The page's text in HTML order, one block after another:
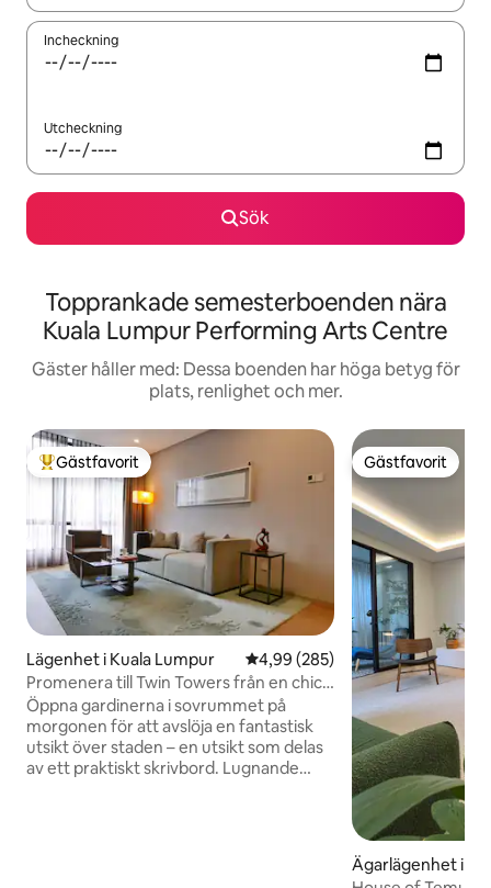
Incheckning
Utcheckning
Sök
Topprankade semesterboenden nära
Kuala Lumpur Performing Arts Centre
Gäster håller med: Dessa boenden har höga betyg för
plats, renlighet och mer.
Populär gästfavorit
Gästfavorit
Lägenhet i Kuala Lumpur 4,99 av 5 i genomsnittligt
4,99 (285)
Promenera till Twin Towers från en chic
och modern lägenhet med utsikt
Öppna gardinerna i sovrummet på
morgonen för att avslöja en fantastisk
utsikt över staden – en utsikt som delas
av ett praktiskt skrivbord. Lugnande
Gästfavorit
Gästfavorit
Ägarlägenhet i